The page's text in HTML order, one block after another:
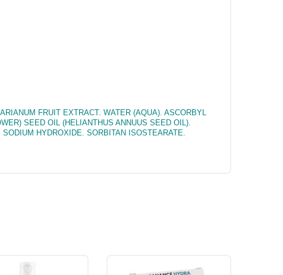
FRUIT EXTRACT. WATER (AQUA). ASCORBYL
SEED OIL (HELIANTHUS ANNUUS SEED OIL).
HYDROXIDE. SORBITAN ISOSTEARATE.